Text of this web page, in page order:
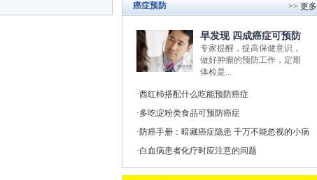
癌症预防 >> 更多
早发现 四成癌症可预防
专家提醒，提高保健意识，
做好肿瘤的预防工作，定期
体检是...
西红柿搭配什么吃能预防癌症
多吃淀粉类食品可预防癌症
防癌手册：暗藏癌症隐患 千万不能忽视的小病
白血病患者化疗时应注意的问题